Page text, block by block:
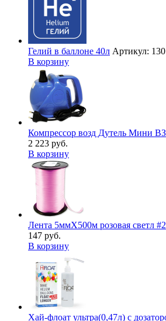
Гелий в баллоне 40л Артикул:
В корзину
Компрессор возд Дутель Мини
2 223 руб.
В корзину
Лента 5ммХ500м розовая светл #2
147 руб.
В корзину
Хай-флоат ультра(0,47л) с